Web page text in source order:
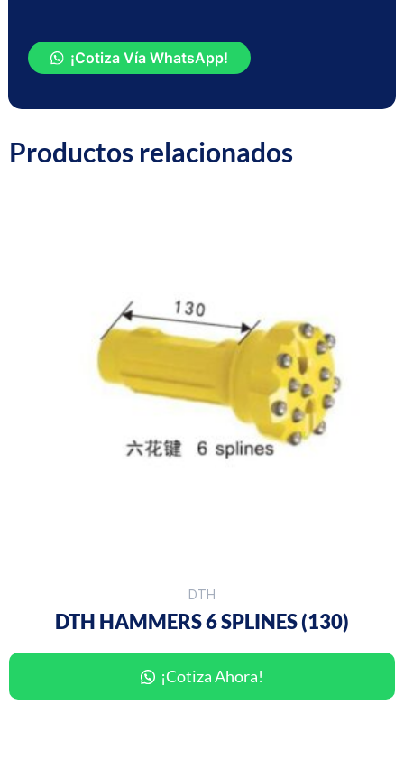
DTH
10
(200)
¡Cotiza Vía WhatsApp!
Productos relacionados
DTH
DTH HAMMERS 6 SPLINES (130)
¡Cotiza Ahora!